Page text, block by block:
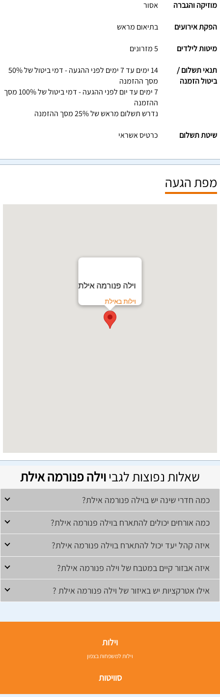
מוזיקה והגברה אסור
הפקת אירועים בתיאום מראש
מיטות לילדים 5 מזרונים
תנאי תשלום /
ביטול הזמנה
14 ימים עד 7 ימים לפני ההגעה - דמי ביטול של 50%
מסך ההזמנה
7 ימים עד יום לפני ההגעה - דמי ביטול של 100% מסך
ההזמנה
נדרש תשלום מראש של 25% מסך ההזמנה
שיטת תשלום כרטיס אשראי
מפת הגעה
וילה פנורמה אילת
וילות באילת
שאלות נפוצות לגביוילה פנורמה אילת
כמה חדרי שינה יש בוילה פנורמה אילת?
כמה אורחים יכולים להתארח בוילה פנורמה אילת?
איזה קהל יעד יכול להתארח בוילה פנורמה אילת?
איזה אבזור קיים במטבח של וילה פנורמה אילת?
אילו אטרקציות יש באיזור של וילה פנורמה אילת ?
וילות
וילות למשפחות בצפון
סוויטות